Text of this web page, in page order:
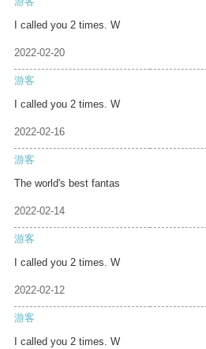
I called you 2 times. W
2022-02-20
游客
I called you 2 times. W
2022-02-16
游客
The world's best fantas
2022-02-14
游客
I called you 2 times. W
2022-02-12
游客
I called you 2 times. W